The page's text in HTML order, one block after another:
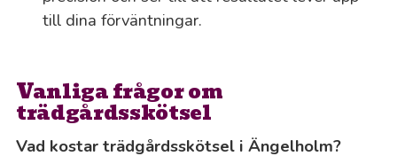
till dina förväntningar.
Vanliga frågor om
trädgårdsskötsel
Vad kostar trädgårdsskötsel i Ängelholm?